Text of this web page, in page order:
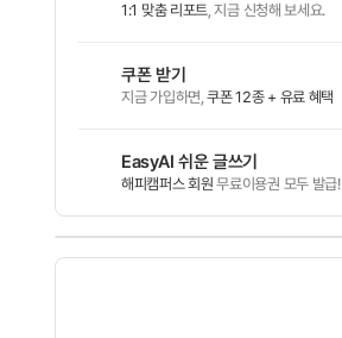
1:1 맞춤 리포트, 지금 신청해 보세요.
쿠폰 받기
지금 가입하면,쿠폰 12종 + 유료 혜택
EasyAI 쉬운 글쓰기
해피캠퍼스 회원 무료이용권 모두 발급!